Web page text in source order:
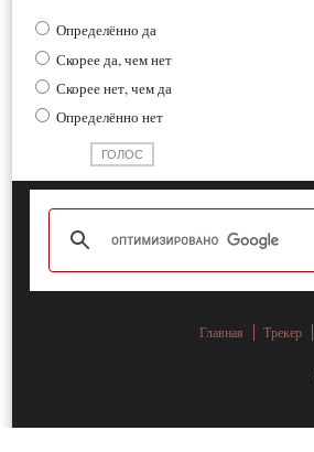
Определённо да
Скорее да, чем нет
Скорее нет, чем да
Определённо нет
Главная Трекер